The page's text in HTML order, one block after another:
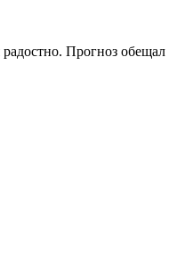
Прогноз обещал